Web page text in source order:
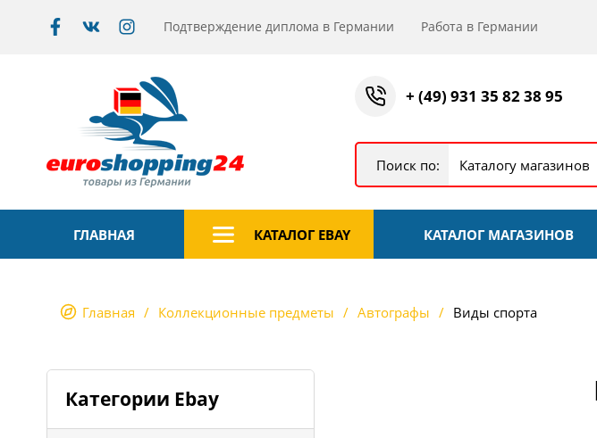
Подтверждение диплома в Германии Работа в Германии
+ (49) 931 35 82 38 95
Поиск по: Каталогу магазинов
ГЛАВНАЯ КАТАЛОГ EBAY КАТАЛОГ МАГАЗИНОВ
Главная Коллекционные предметы Автографы Виды спорта
Категории Ebay